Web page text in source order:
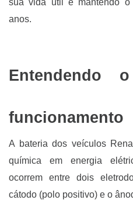
sua vida útil e mantendo
anos.
Entendendo
funcionamento
A bateria dos veículos
química em energia
ocorrem entre dois
cátodo (polo positivo) e o